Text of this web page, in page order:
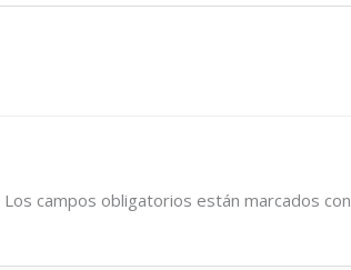
Los campos obligatorios están marcados con